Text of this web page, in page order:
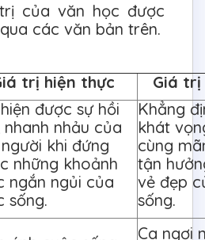
của văn học được
các văn bản trên.
trị hiện thực Giá
được sự hồi
nhanh nhảu của
khi đứng
những khoảnh
ngắn ngủi của
sống.
Khẳng
khát
cùng
tận
vẻ đẹp
sống.
Ca ngợi